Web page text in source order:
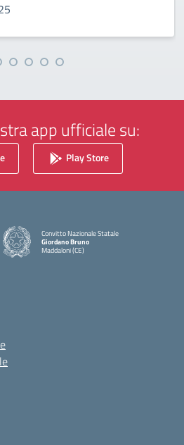
app ufficiale su:
Play Store
Convitto Nazionale Statale
Giordano Bruno
Maddaloni (CE)